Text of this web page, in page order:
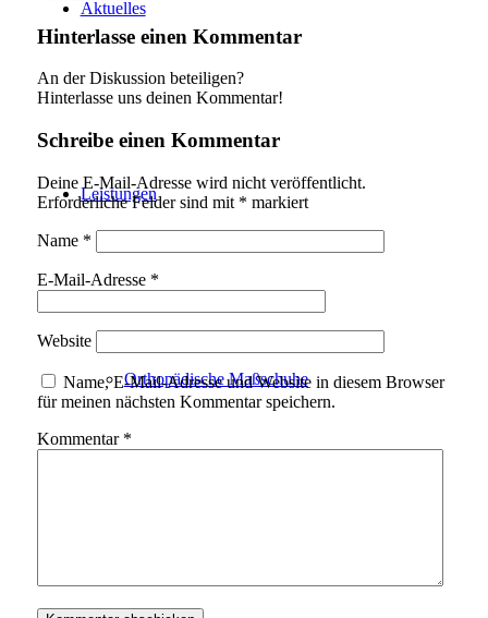
Aktuelles
Leistungen
Orthopädische Maßschuhe
Hinterlasse einen Kommentar
An der Diskussion beteiligen?
Hinterlasse uns deinen Kommentar!
Schreibe einen Kommentar
Deine E-Mail-Adresse wird nicht veröffentlicht.
Erforderliche Felder sind mit * markiert
Name *
E-Mail-Adresse *
Website
Name, E-Mail-Adresse und Website in diesem Browser
für meinen nächsten Kommentar speichern.
Kommentar *